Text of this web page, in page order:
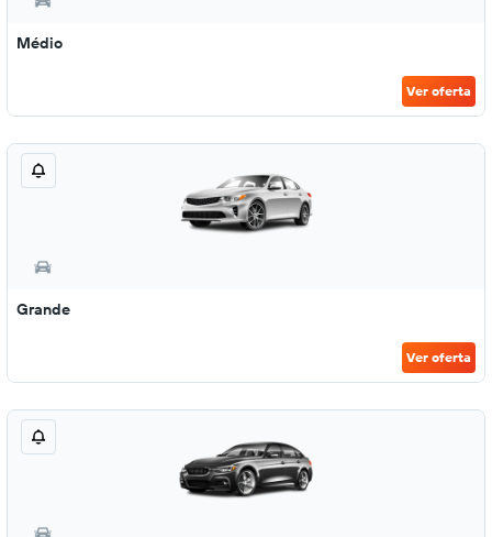
Médio
Ver oferta
Grande
Ver oferta